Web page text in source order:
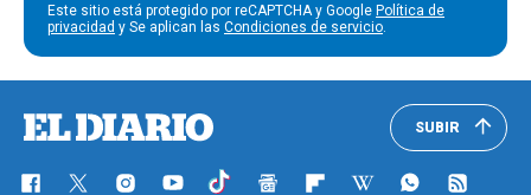
Este sitio está protegido por reCAPTCHA y Google Política de
privacidad y Se aplican las Condiciones de servicio
SUBIR